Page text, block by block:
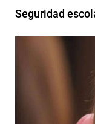
Seguridad